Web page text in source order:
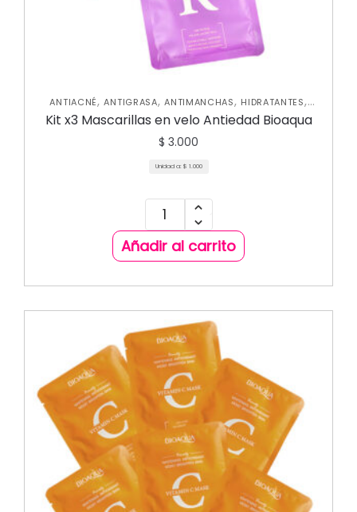
ANTIACNÉ,ANTIGRASA,ANTIMANCHAS, HIDRATANTES,
MASCARILLAS NUEVA COLECCIÓN ROSTRO , SKIN CARE
FACIAL
Kit x3 Mascarillas en velo Antiedad Bioaqua
$ 3.000
Unidad a: $ 1.000
Añadir al carrito